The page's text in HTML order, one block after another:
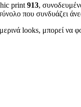
print 913,
που συνδυάζει
looks, μπορεί